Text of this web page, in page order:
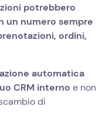
potrebbero
un numero sempre
ordini,
automatica
CRM interno e non
di